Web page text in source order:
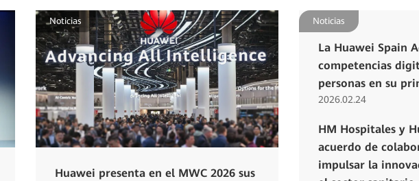
Noticias
Huawei presenta en el MWC 2026 sus
Noticias
La Huawei Spain
competencias
personas en su
2026.02.24
HM Hospitales y
acuerdo de
impulsar la